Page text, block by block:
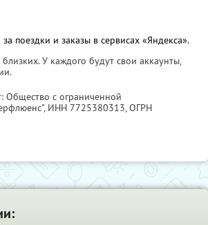
поездки и заказы в сервисах «Яндекса».
У каждого будут свои аккаунты,
Общество с ограниченной
ИНН 7725380313, ОГРН